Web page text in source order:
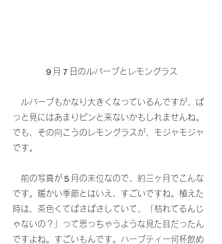
９月７日のルバーブとレモングラス
ルバーブもかなり大きくなっているんですが、ぱ
っと見にはあまりピンと来ないかもしれませんね。
でも、その向こうのレモングラスが、モジャモジャ
です。
前の写真が５月の末位なので、約三ヶ月でこんな
です。暖かい季節とはいえ、すごいですね。植えた
時は、茶色くてぱさぱさしていて、「枯れてるんじ
ゃないの？」って思っちゃうような見た目だったん
ですよね。すごいもんです。ハーブティー何杯飲め